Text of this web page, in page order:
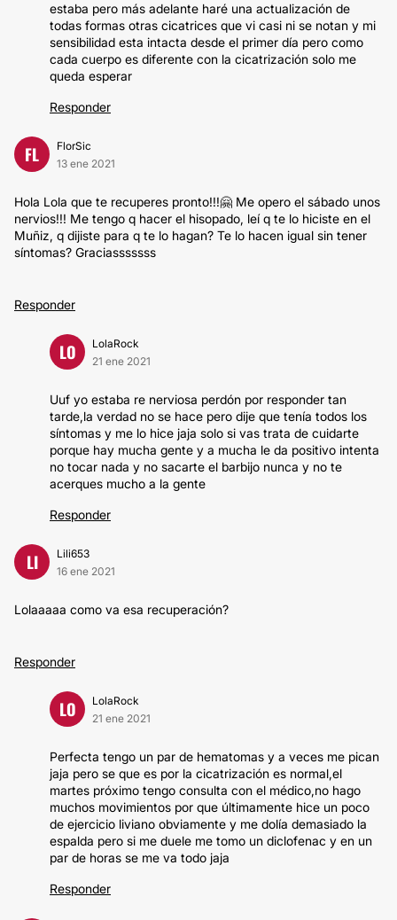
estaba pero más adelante haré una actualización de
todas formas otras cicatrices que vi casi ni se notan y mi
sensibilidad esta intacta desde el primer día pero como
cada cuerpo es diferente con la cicatrización solo me
queda esperar
Responder
FL
FlorSic
13 ene 2021
Hola Lola que te recuperes pronto!!!🤗 Me opero el sábado unos
nervios!!! Me tengo q hacer el hisopado, leí q te lo hiciste en el
Muñiz, q dijiste para q te lo hagan? Te lo hacen igual sin tener
síntomas? Graciasssssss
Responder
LO
LolaRock
21 ene 2021
Uuf yo estaba re nerviosa perdón por responder tan
tarde,la verdad no se hace pero dije que tenía todos los
síntomas y me lo hice jaja solo si vas trata de cuidarte
porque hay mucha gente y a mucha le da positivo intenta
no tocar nada y no sacarte el barbijo nunca y no te
acerques mucho a la gente
Responder
LI
Lili653
16 ene 2021
Lolaaaaa como va esa recuperación?
Responder
LO
LolaRock
21 ene 2021
Perfecta tengo un par de hematomas y a veces me pican
jaja pero se que es por la cicatrización es normal,el
martes próximo tengo consulta con el médico,no hago
muchos movimientos por que últimamente hice un poco
de ejercicio liviano obviamente y me dolía demasiado la
espalda pero si me duele me tomo un diclofenac y en un
par de horas se me va todo jaja
Responder